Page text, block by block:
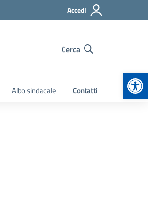
Accedi
Cerca
Albo sindacale Contatti